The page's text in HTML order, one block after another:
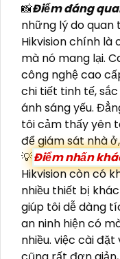
📸Điểm đáng
những lý do quan
Hikvision chính
mà nó mang lại.
công nghệ cao
chi tiết tinh tế,
ánh sáng yếu.
tôi cảm thấy yên
để giám sát nhà
💡Điểm nhấn
Hikvision còn có
nhiều thiết bị khác
giúp tôi dễ dàng
an ninh hiện có
nhiều. việc cài